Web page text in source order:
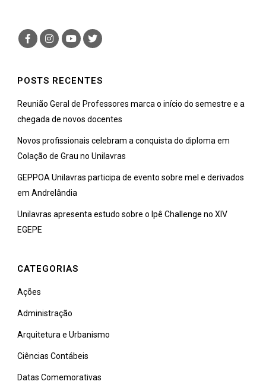
POSTS RECENTES
Reunião Geral de Professores marca o início do semestre e a
chegada de novos docentes
Novos profissionais celebram a conquista do diploma em
Colação de Grau no Unilavras
GEPPOA Unilavras participa de evento sobre mel e derivados
em Andrelândia
Unilavras apresenta estudo sobre o Ipê Challenge no XIV
EGEPE
CATEGORIAS
Ações
Administração
Arquitetura e Urbanismo
Ciências Contábeis
Datas Comemorativas